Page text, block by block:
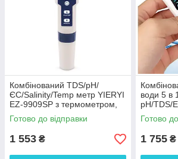
Комбінований TDS/рН/
ЄС/Salinity/Temp метр YIERYI
EZ-9909SP з термометром,
змінним електродом, АТС
Готово до відправки
1 553 ₴
води 5 в
pH/TDS/
змінним
Готово
1 755 ₴